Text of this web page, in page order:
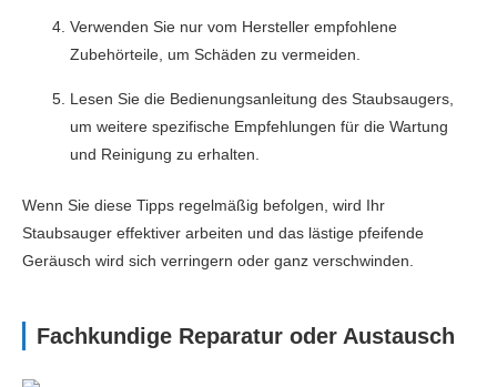
Verwenden Sie nur vom Hersteller empfohlene
Zubehörteile, um Schäden zu vermeiden.
Lesen Sie die Bedienungsanleitung des Staubsaugers,
um weitere spezifische Empfehlungen für die Wartung
und Reinigung zu erhalten.
Wenn Sie diese Tipps regelmäßig befolgen, wird Ihr
Staubsauger effektiver arbeiten und das lästige pfeifende
Geräusch wird sich verringern oder ganz verschwinden.
Fachkundige Reparatur oder Austausch